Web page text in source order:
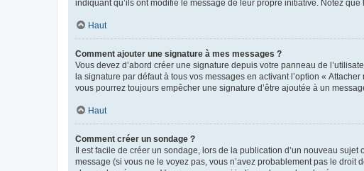
indiquant qu’ils ont modifié le message de leur propre initiative. Notez
Haut
Comment ajouter une signature à mes messages ?
Vous devez d’abord créer une signature depuis votre panneau de
la signature par défaut à tous vos messages en activant l’option «
vous pourrez toujours empêcher une signature d’être ajoutée à un
Haut
Comment créer un sondage ?
Il est facile de créer un sondage, lors de la publication d’un nouveau
message (si vous ne le voyez pas, vous n’avez probablement pas le